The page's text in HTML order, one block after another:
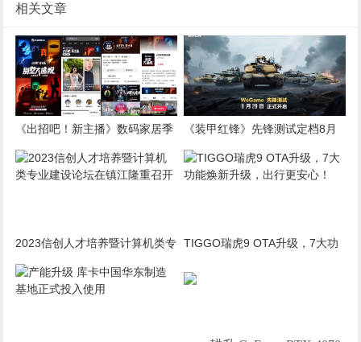
相关文章
《出招吧！新主播》数码家居季
圆满收官，“别墅大逃脱”实景闯
关解锁智慧生活“家”
《装甲红锋》先锋测试定档8月
29日！驾驭钢铁巨兽，重塑现代
装甲战争体验！
2023信创人才培养暨计算机类专
业建设论坛在镇江隆重召开
TIGGO瑞虎9 OTA升级，7大功